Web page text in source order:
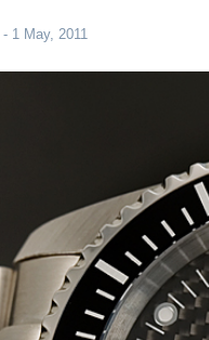
- 1 May, 2011